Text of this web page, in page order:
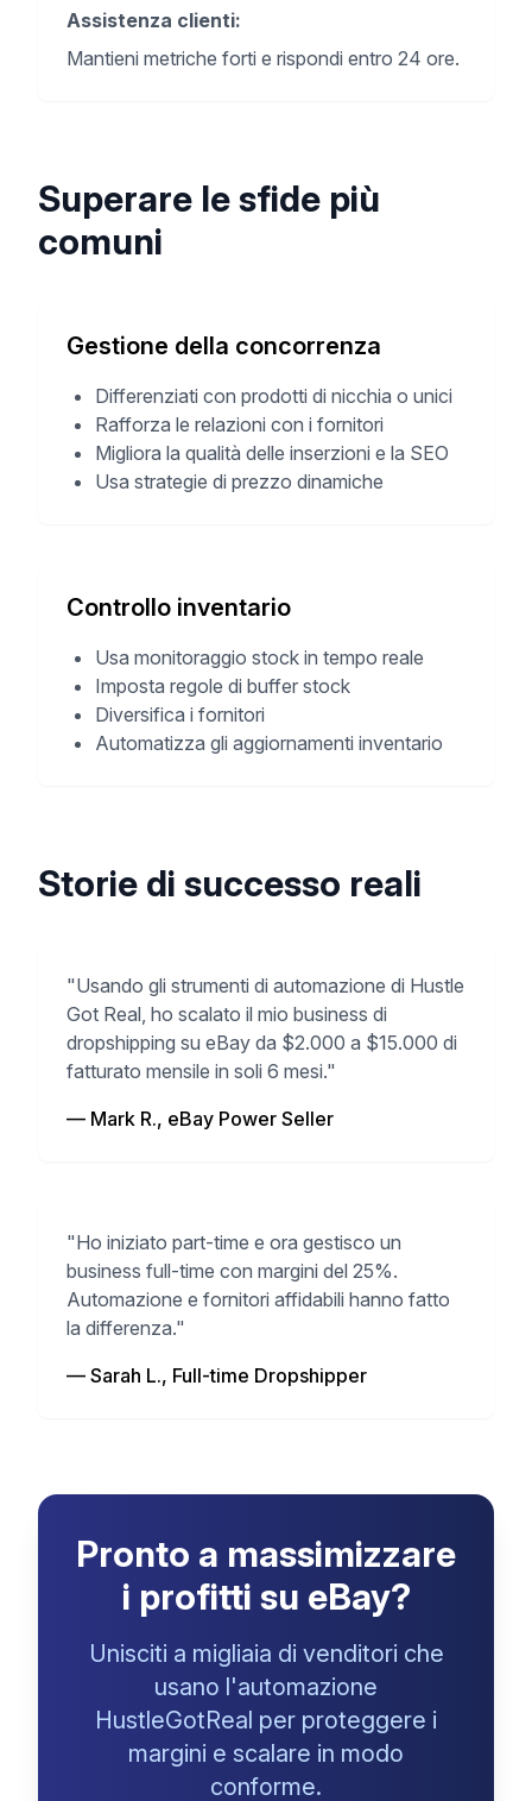
Assistenza clienti:
Mantieni metriche forti e rispondi entro 24 ore.
Superare le sfide più
comuni
Gestione della concorrenza
Differenziati con prodotti di nicchia o unici
Rafforza le relazioni con i fornitori
Migliora la qualità delle inserzioni e la SEO
Usa strategie di prezzo dinamiche
Controllo inventario
Usa monitoraggio stock in tempo reale
Imposta regole di buffer stock
Diversifica i fornitori
Automatizza gli aggiornamenti inventario
Storie di successo reali
"Usando gli strumenti di automazione di Hustle
Got Real, ho scalato il mio business di
dropshipping su eBay da $2.000 a $15.000 di
fatturato mensile in soli 6 mesi."
— Mark R., eBay Power Seller
"Ho iniziato part-time e ora gestisco un
business full-time con margini del 25%.
Automazione e fornitori affidabili hanno fatto
la differenza."
— Sarah L., Full-time Dropshipper
Pronto a massimizzare
i profitti su eBay?
Unisciti a migliaia di venditori che
usano l'automazione
HustleGotReal per proteggere i
margini e scalare in modo
conforme.